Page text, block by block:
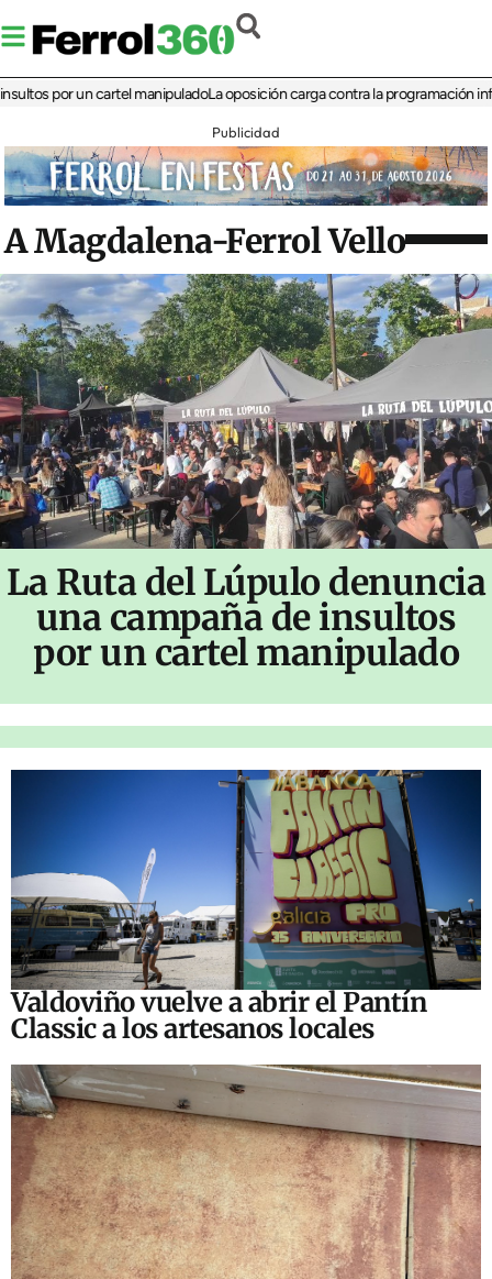
por un cartel manipuladoLa oposición carga contra la programación infantil
Publicidad
A Magdalena-Ferrol Vello
La Ruta del Lúpulo denuncia
una campaña de insultos
por un cartel manipulado
Valdoviño vuelve a abrir el Pantín
Classic a los artesanos locales